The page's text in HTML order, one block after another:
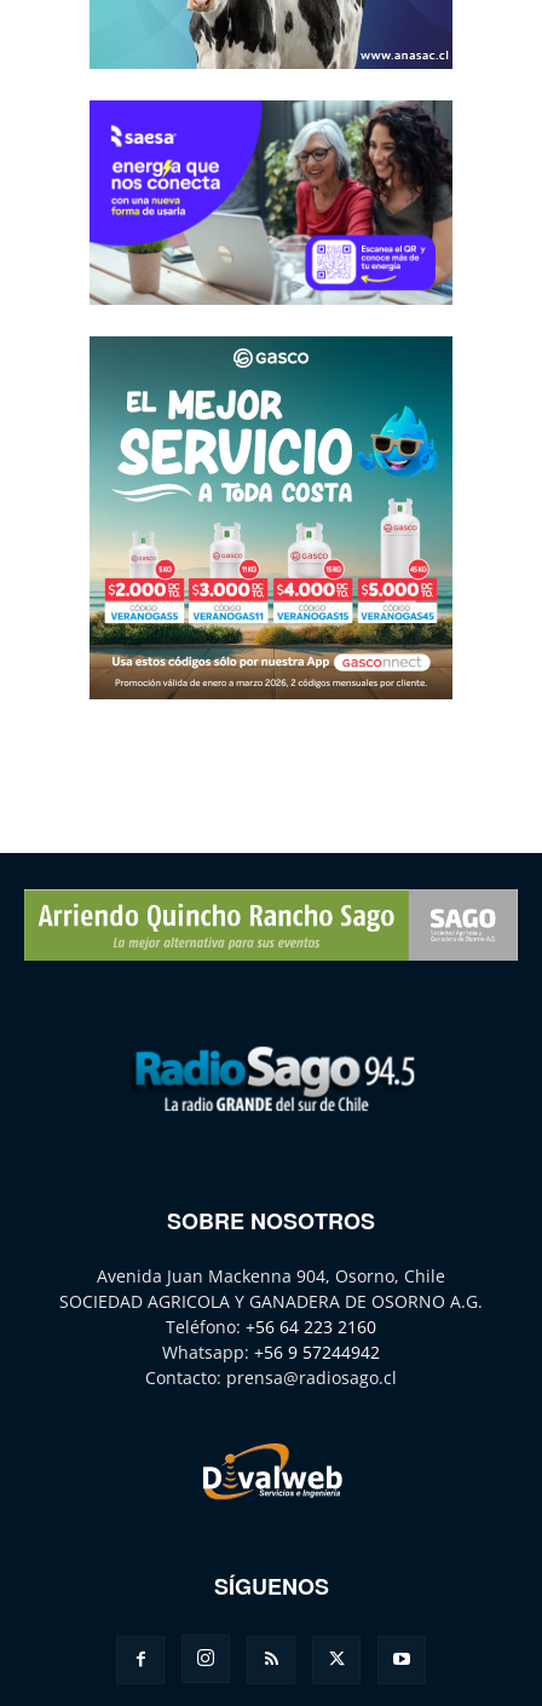
SOBRE NOSOTROS
Avenida Juan Mackenna 904, Osorno, Chile
SOCIEDAD AGRICOLA Y GANADERA DE OSORNO A.G.
Teléfono: +56 64 223 2160
Whatsapp: +56 9 57244942
Contacto: prensa@radiosago.cl
SÍGUENOS